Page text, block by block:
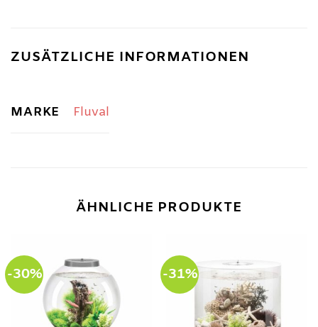
ZUSÄTZLICHE INFORMATIONEN
MARKE Fluval
ÄHNLICHE PRODUKTE
-30% -31%